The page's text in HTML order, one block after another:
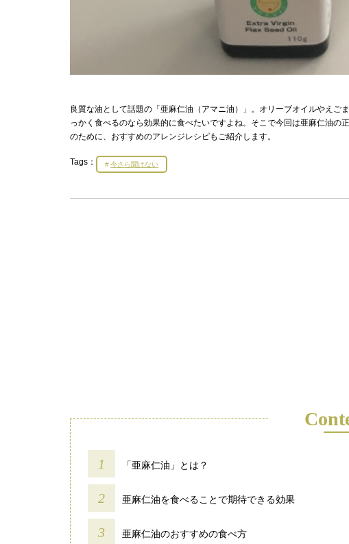
良質な油として話題の「亜麻仁油（アマニ油）」。オリーブオイルやえ
っかく食べるのなら効果的に食べたいですよね。そこで今回は亜麻仁油の
のために、おすすめのアレンジレシピもご紹介します。
Tags： 今さら聞けない
「亜麻仁油」とは？
亜麻仁油を食べることで期待できる効果
亜麻仁油のおすすめの食べ方